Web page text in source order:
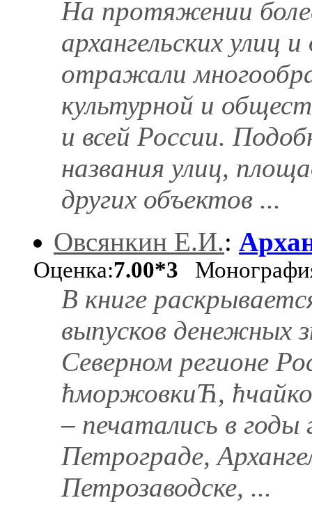
На протяжении
архангельских улиц
отражали
культурной и
и всей России.
названия улиц,
других объектов ...
Овсянкин Е.И.:
Оценка:7.00*3
В книге
выпусков денежных
Северном регионе
ћморжовкиЋ,
– печатались в
Петрограде,
Петрозаводске, ...